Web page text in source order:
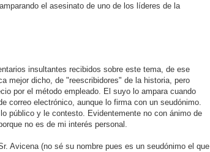
el asesinato de uno de los líderes de la
insultantes recibidos sobre este tema, de ese
mejor dicho, de "reescribidores" de la historia, pero
por el método empleado. El suyo lo ampara cuando
correo electrónico, aunque lo firma con un seudónimo.
público y le contesto. Evidentemente no con ánimo de
no es de mi interés personal.
Avicena (no sé su nombre pues es un seudónimo el que